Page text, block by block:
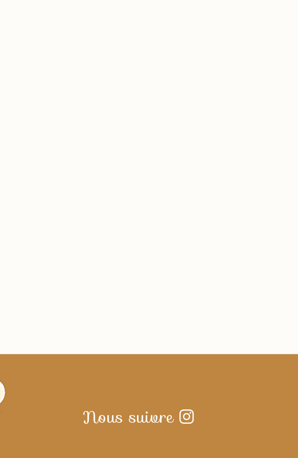
Nous suivre